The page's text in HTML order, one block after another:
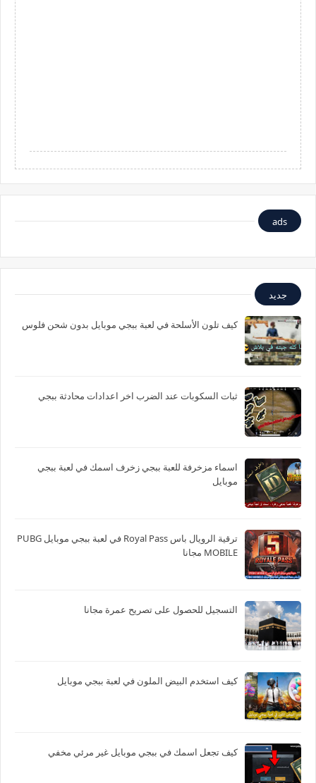
ads
جديد
كيف تلون الأسلحة في لعبة ببجي موبايل بدون شحن فلوس
ثبات السكوبات عند الضرب اخر اعدادات محادثة ببجي
اسماء مزخرفة للعبة ببجي زخرف اسمك في لعبة ببجي
موبايل
ترقية الرويال باس Royal Pass في لعبة ببجي موبايل PUBG
MOBILE مجانا
التسجيل للحصول على تصريح عمرة مجانا
كيف استخدم البيض الملون في لعبة ببجي موبايل
كيف تجعل اسمك في ببجي موبايل غير مرئي مخفي